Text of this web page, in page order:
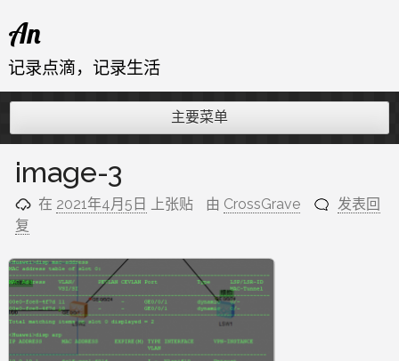
至
内
An
记录点滴，记录生活
主要菜单
image-3
在 2021年4月5日 上张贴 由 CrossGrave
发表回
复